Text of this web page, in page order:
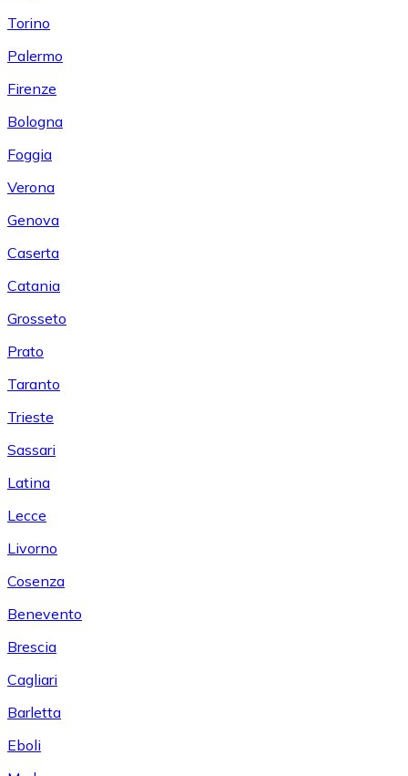
Torino
Palermo
Firenze
Bologna
Foggia
Verona
Genova
Caserta
Catania
Grosseto
Prato
Taranto
Trieste
Sassari
Latina
Lecce
Livorno
Cosenza
Benevento
Brescia
Cagliari
Barletta
Eboli